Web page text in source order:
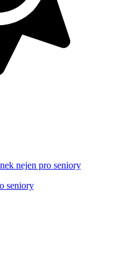
nejen pro seniory